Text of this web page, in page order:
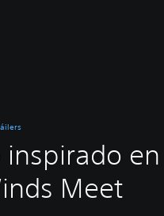
Meet